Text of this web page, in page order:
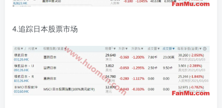
4.追踪日本股票市场